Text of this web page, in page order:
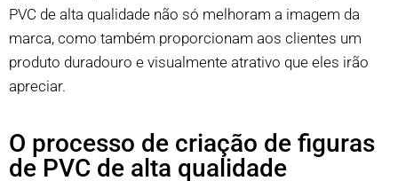
PVC de alta qualidade não só melhoram a imagem da
marca, como também proporcionam aos clientes um
produto duradouro e visualmente atrativo que eles irão
apreciar.
O processo de criação de figuras
de PVC de alta qualidade